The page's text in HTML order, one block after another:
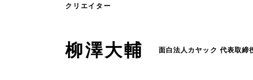
クリエイター
柳澤大輔 面白法人カヤック 代表取締